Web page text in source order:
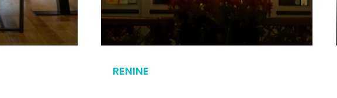
RENINE